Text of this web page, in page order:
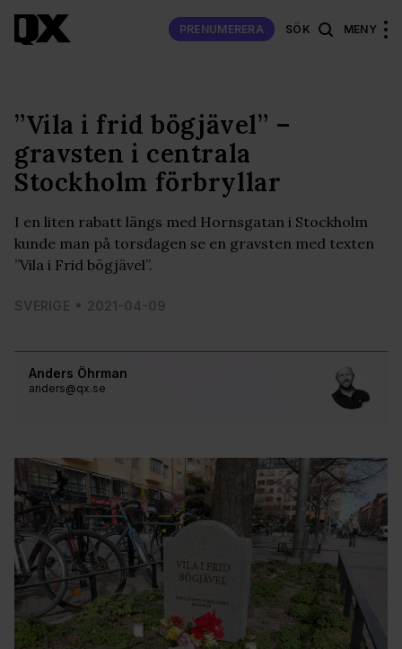
PRENUMERERA SÖK MENY
Anders Öhrman
anders@qx.se
”Vila i frid bögjävel” –
gravsten i centrala
Stockholm förbryllar
I en liten rabatt längs med Hornsgatan i Stockholm
kunde man på torsdagen se en gravsten med texten
”Vila i Frid bögjävel”.
SVERIGE 2021-04-09